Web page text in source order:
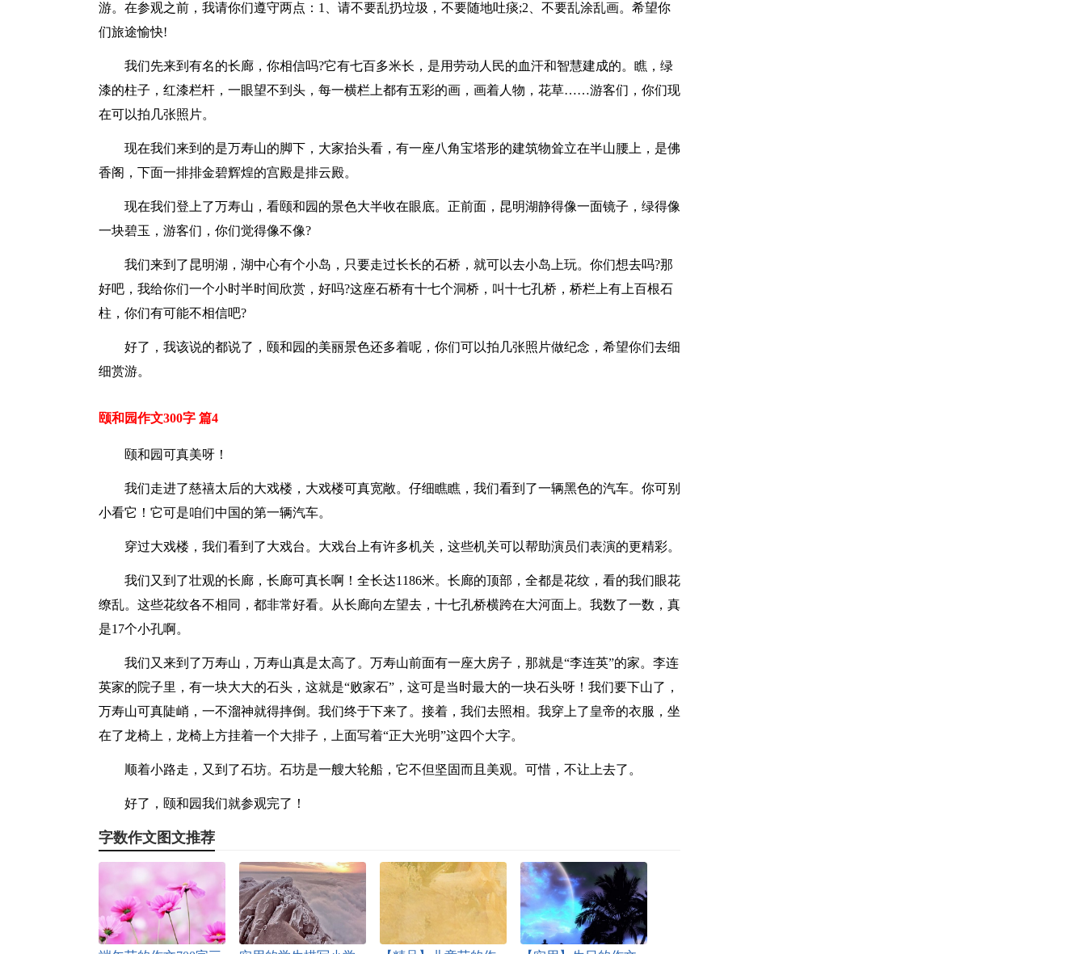
游。在参观之前，我请你们遵守两点：1、请不要乱扔垃圾，不要随地吐痰;2、不要乱涂乱画。希望你
们旅途愉快!
我们先来到有名的长廊，你相信吗?它有七百多米长，是用劳动人民的血汗和智慧建成的。瞧，绿
漆的柱子，红漆栏杆，一眼望不到头，每一横栏上都有五彩的画，画着人物，花草……游客们，你们现
在可以拍几张照片。
现在我们来到的是万寿山的脚下，大家抬头看，有一座八角宝塔形的建筑物耸立在半山腰上，是佛
香阁，下面一排排金碧辉煌的宫殿是排云殿。
现在我们登上了万寿山，看颐和园的景色大半收在眼底。正前面，昆明湖静得像一面镜子，绿得像
一块碧玉，游客们，你们觉得像不像?
我们来到了昆明湖，湖中心有个小岛，只要走过长长的石桥，就可以去小岛上玩。你们想去吗?那
好吧，我给你们一个小时半时间欣赏，好吗?这座石桥有十七个洞桥，叫十七孔桥，桥栏上有上百根石
柱，你们有可能不相信吧?
好了，我该说的都说了，颐和园的美丽景色还多着呢，你们可以拍几张照片做纪念，希望你们去细
细赏游。
颐和园作文300字 篇4
颐和园可真美呀！
我们走进了慈禧太后的大戏楼，大戏楼可真宽敞。仔细瞧瞧，我们看到了一辆黑色的汽车。你可别
小看它！它可是咱们中国的第一辆汽车。
穿过大戏楼，我们看到了大戏台。大戏台上有许多机关，这些机关可以帮助演员们表演的更精彩。
我们又到了壮观的长廊，长廊可真长啊！全长达1186米。长廊的顶部，全都是花纹，看的我们眼花
缭乱。这些花纹各不相同，都非常好看。从长廊向左望去，十七孔桥横跨在大河面上。我数了一数，真
是17个小孔啊。
我们又来到了万寿山，万寿山真是太高了。万寿山前面有一座大房子，那就是“李连英”的家。李连
英家的院子里，有一块大大的石头，这就是“败家石”，这可是当时最大的一块石头呀！我们要下山了，
万寿山可真陡峭，一不溜神就得摔倒。我们终于下来了。接着，我们去照相。我穿上了皇帝的衣服，坐
在了龙椅上，龙椅上方挂着一个大排子，上面写着“正大光明”这四个大字。
顺着小路走，又到了石坊。石坊是一艘大轮船，它不但坚固而且美观。可惜，不让上去了。
好了，颐和园我们就参观完了！
字数作文图文推荐